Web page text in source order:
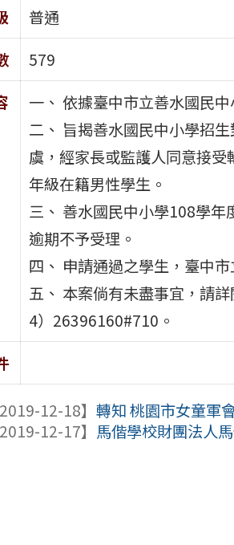
普通
579
一、 依據臺中市立善水國民
二、 旨揭善水國民中小學招
虞，經家長或監護人同意接
年級在籍男性學生。
三、 善水國民中小學108學
逾期不予受理。
四、 申請通過之學生，臺中
五、 本案倘有未盡事宜，請
4）26396160#710。
2019-12-18】轉知 桃園市女童軍
2019-12-17】 馬偕學校財團法人